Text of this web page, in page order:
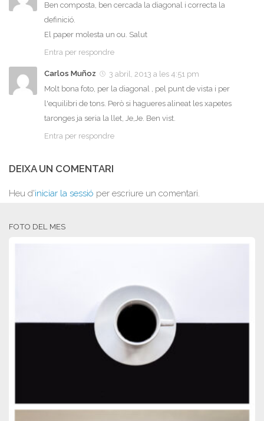
Ben composta, ben cercada la diagonal i correcta la
definició.
El paper molesta un ou. Salut
Entra per respondre
Carlos Muñoz
3 abril, 2013 a les 4:51 pm
Molt bona foto, per la diagonal , pel punt de vista i per
l'equilibri de tons. Però si hagueres alineat les xapetes
taronges ja seria la llet, Je,Je. Ben vist.
Entra per respondre
DEIXA UN COMENTARI
Heu d'iniciar la sessió per escriure un comentari.
FOTO DEL MES